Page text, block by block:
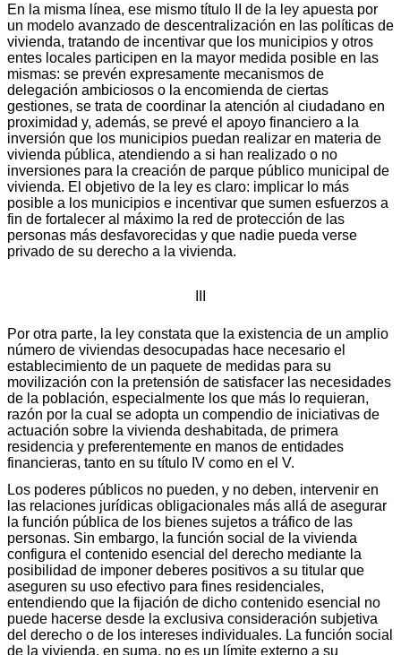
En la misma línea, ese mismo título II de la ley apuesta por
un modelo avanzado de descentralización en las políticas de
vivienda, tratando de incentivar que los municipios y otros
entes locales participen en la mayor medida posible en las
mismas: se prevén expresamente mecanismos de
delegación ambiciosos o la encomienda de ciertas
gestiones, se trata de coordinar la atención al ciudadano en
proximidad y, además, se prevé el apoyo financiero a la
inversión que los municipios puedan realizar en materia de
vivienda pública, atendiendo a si han realizado o no
inversiones para la creación de parque público municipal de
vivienda. El objetivo de la ley es claro: implicar lo más
posible a los municipios e incentivar que sumen esfuerzos a
fin de fortalecer al máximo la red de protección de las
personas más desfavorecidas y que nadie pueda verse
privado de su derecho a la vivienda.
Por otra parte, la ley constata que la existencia de un amplio
número de viviendas desocupadas hace necesario el
establecimiento de un paquete de medidas para su
movilización con la pretensión de satisfacer las necesidades
de la población, especialmente los que más lo requieran,
razón por la cual se adopta un compendio de iniciativas de
actuación sobre la vivienda deshabitada, de primera
residencia y preferentemente en manos de entidades
financieras, tanto en su título IV como en el V.
Los poderes públicos no pueden, y no deben, intervenir en
las relaciones jurídicas obligacionales más allá de asegurar
la función pública de los bienes sujetos a tráfico de las
personas. Sin embargo, la función social de la vivienda
configura el contenido esencial del derecho mediante la
posibilidad de imponer deberes positivos a su titular que
aseguren su uso efectivo para fines residenciales,
entendiendo que la fijación de dicho contenido esencial no
puede hacerse desde la exclusiva consideración subjetiva
del derecho o de los intereses individuales. La función social
de la vivienda, en suma, no es un límite externo a su